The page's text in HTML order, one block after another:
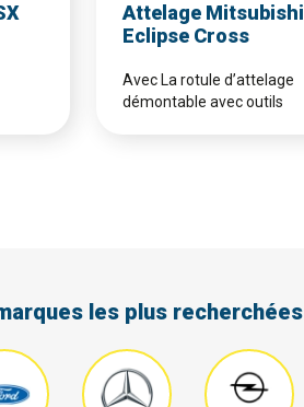
Attelage Mitsubishi
Eclipse Cross
Avec La rotule d’attelage
démontable avec outils
les plus recherchées